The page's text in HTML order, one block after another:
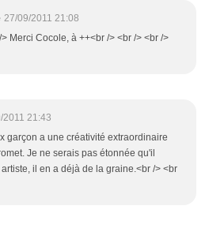
27/09/2011 21:08
Merci Cocole, à ++<br /> <br /> <br />
2011 21:43
garçon a une créativité extraordinaire
Je ne serais pas étonnée qu'il
il en a déjà de la graine.<br /> <br